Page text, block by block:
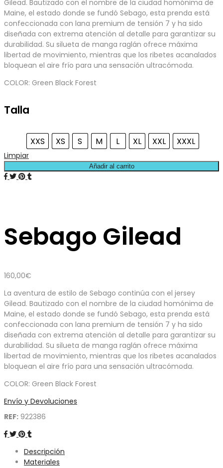
Gilead. Bautizado con el nombre de la ciudad homónima de
Maine, el estado donde se fundó Sebago, esta prenda está
confeccionada con lana premium de tensión 7 y ha sido
diseñada con extrema atención al detalle para garantizar su
durabilidad. Su silueta de manga raglán ofrece máxima
libertad de movimiento, mientras que los ribetes acanalados
bloquean el aire frío para una sensación ultracómoda.
COLOR: Green Black Forest
Talla
XXS XS S M L XL XXL XXXL
Limpiar
Añadir al carrito
Sebago Gilead
160,00€
La aventura de estilo de Sebago continúa con el jersey
Gilead. Bautizado con el nombre de la ciudad homónima de
Maine, el estado donde se fundó Sebago, esta prenda está
confeccionada con lana premium de tensión 7 y ha sido
diseñada con extrema atención al detalle para garantizar su
durabilidad. Su silueta de manga raglán ofrece máxima
libertad de movimiento, mientras que los ribetes acanalados
bloquean el aire frío para una sensación ultracómoda.
COLOR: Green Black Forest
Envío y Devoluciones
REF: 922386
Descripción
Materiales